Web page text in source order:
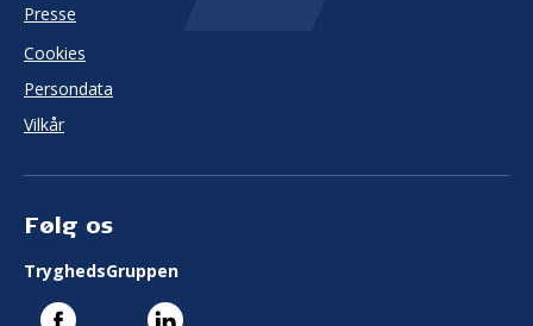
Presse
Cookies
Persondata
Vilkår
Følg os
TryghedsGruppen